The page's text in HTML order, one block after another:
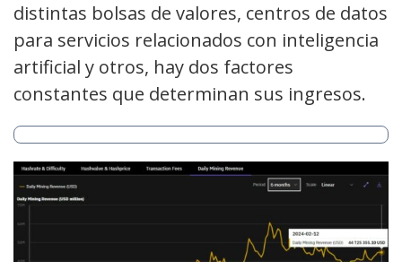
distintas bolsas de valores, centros de datos
para servicios relacionados con inteligencia
artificial y otros, hay dos factores
constantes que determinan sus ingresos.